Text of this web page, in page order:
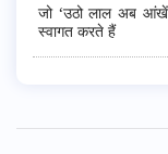
जो ‘उठो लाल अब
स्वागत करते हैं